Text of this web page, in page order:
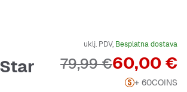
uklj. PDV, Besplatna dostava
Cijena
60,00 €
Originalna cijena
79,99 €
+ 60COINS